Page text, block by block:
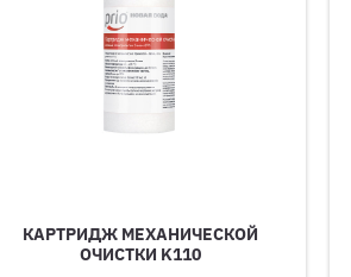
КАРТРИДЖ МЕХАНИЧЕСКОЙ
ОЧИСТКИ K110